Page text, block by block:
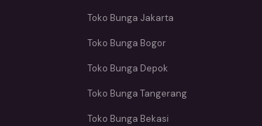
Toko Bunga Jakarta
Toko Bunga Bogor
Toko Bunga Depok
Toko Bunga Tangerang
Toko Bunga Bekasi